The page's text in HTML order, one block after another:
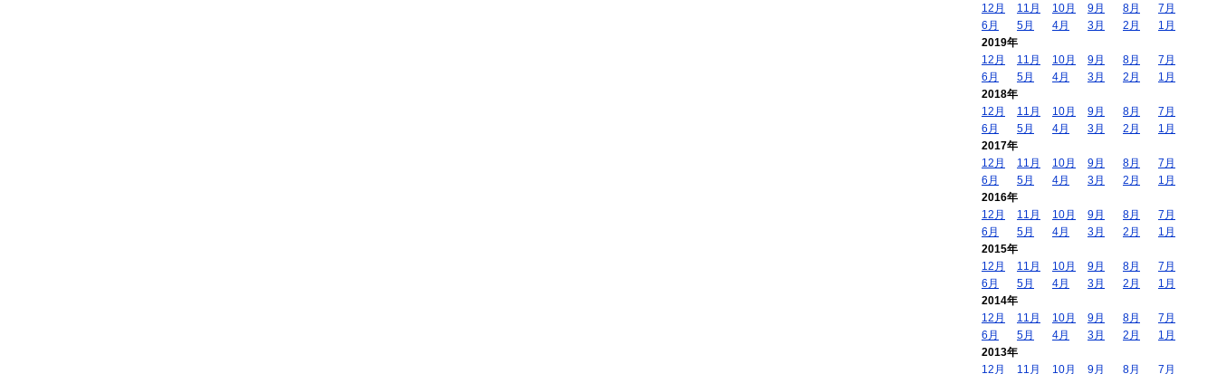
12月
11月 10月 9月 8月
7月
6月
5月 4月 3月 2月
1月
2019年
12月
11月 10月 9月 8月
7月
6月
5月 4月 3月 2月
1月
2018年
12月
11月 10月 9月 8月
7月
6月
5月 4月 3月 2月
1月
2017年
12月
11月 10月 9月 8月
7月
6月
5月 4月 3月 2月
1月
2016年
12月
11月 10月 9月 8月
7月
6月
5月 4月 3月 2月
1月
2015年
12月
11月 10月 9月 8月
7月
6月
5月 4月 3月 2月
1月
2014年
12月
11月 10月 9月 8月
7月
6月
5月 4月 3月 2月
1月
2013年
12月
11月 10月 9月 8月 7月